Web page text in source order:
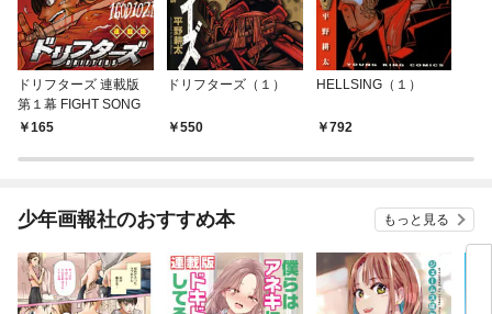
ドリフターズ 連載版
第１幕 FIGHT SONG
165
ドリフターズ（１）
550
HELLSING（１）
792
少年画報社のおすすめ本 もっと見る